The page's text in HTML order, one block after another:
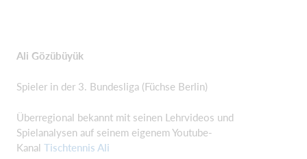
Ali Gözübüyük
Spieler in der 3. Bundesliga (Füchse Berlin)
Überregional bekannt mit seinen Lehrvideos und
Spielanalysen auf seinem eigenem Youtube-
Kanal Tischtennis Ali